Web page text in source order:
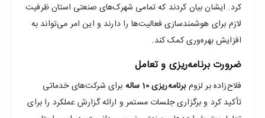
کرد. ایشان بیان کردند که تمامی شهرک‌های صنعتی استان ظرفیت
لازم برای هوشمندسازی فعالیت‌ها را دارند و این امر می‌تواند به
افزایش بهره‌وری کمک کند.
ضرورت برنامه‌ریزی و تعامل
فلاح‌زاده بر لزومبرنامه‌ریزی 10 ساله
برای شرکت‌های خدماتی
تأکید کرد و برگزاری جلسات مستمر و ارائه گزارش عملکرد را برای